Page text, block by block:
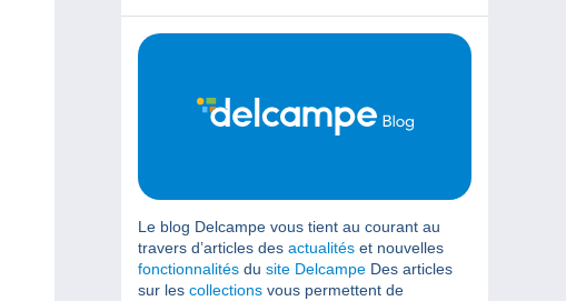
Le blog Delcampe vous tient au courant au
travers d’articles des actualités et nouvelles
fonctionnalités du site Delcampe Des articles
sur les collections vous permettent de